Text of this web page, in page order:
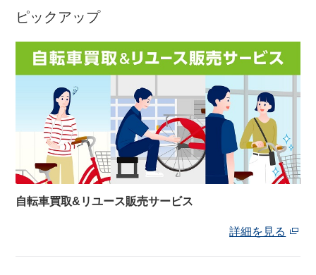
自転車修理工賃
サイクルメイト
ピックアップ
自転車買取&リユース販売サービス
詳細を見る